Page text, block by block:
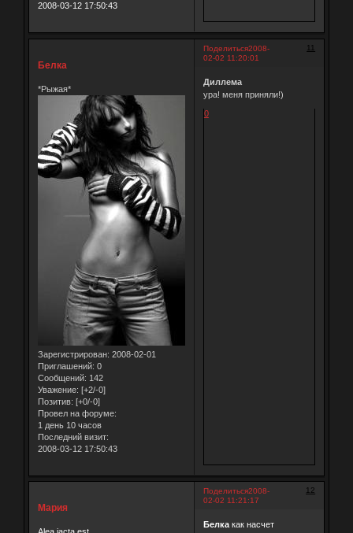
2008-03-12 17:50:43
Поделиться 11
2008-
02-02 11:20:01
Белка
*Рыжая*
Зарегистрирован: 2008-02-01
Приглашений: 0
Сообщений: 142
Уважение: [+2/-0]
Позитив: [+0/-0]
Провел на форуме:
1 день 10 часов
Последний визит:
2008-03-12 17:50:43
Диллема
ура! меня приняли!)
0
Поделиться 12
2008-
02-02 11:21:17
Мария
Белкакак насчет